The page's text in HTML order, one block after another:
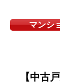
マンシ
【中古